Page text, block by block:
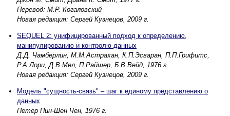
Перевод: М.Р. Когаловский
Новая редакция: Сергей Кузнецов, 2009 г.
SEQUEL 2: унифицированный подход к определению,
манипулированию и контролю данных
Д.Д. Чамберлин, М.М.Астрахан, К.П.Эсваран, П.П.Грифитс,
Р.А.Лори, Д.В.Мел, П.Райшер, Б.В.Вейд, 1976 г.
Новая редакция: Сергей Кузнецов, 2009 г.
Модель "сущность-связь" – шаг к единому представлению о
данных
Петер Пин-Шен Чен, 1976 г.